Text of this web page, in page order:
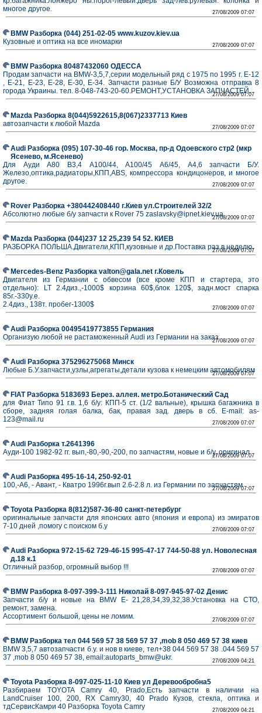
многое другое.
27/08/2009 07:07
BMW Разборка (044) 251-02-05 www.kuzov.kiev.ua
Кузовные и оптика на все иномарки
27/08/2009 07:07
BMW Разборка 80487432060 ОДЕССА
Продам запчасти на BMW-3,5,7,серии модельный ряд с 1975 по 1995 г. Е-12
, Е-21, Е-23, Е-28, Е-30, Е-34. Запчасти разные Б/У Возможна отправка 8
города Украины. тел. 8-048-743-20-60.РЕМОНТ,УСТАНОВКА ЗАПЧАСТЕЙ.
27/08/2009 07:07
Mazda Разборка 8(044)5922615,8(067)2337713 Киев
автозапчасти к любой Mazda
27/08/2009 07:07
Audi Разборка (095) 107-30-46 гор. Москва, пр-д Одоевского стр2 (мкр
Ясенево, м.Ясенево)
Для Ауди А80 В3,4 А100/44, А100/45 А6/45, А4,6 запчасти Б/У.
Железо,оптика,радиаторы,КПП,АВS, компрессора кондицонеров, и многое
другое.
27/08/2009 07:07
Rover Разборка +380442408440 г.Киев ул.Строителей 32/2
Абсолютно любые б/у запчасти к Rover 75 zaslavsky@ipnet.kiev.ua27/08/2009 07:07
Mazda Разборка (044)237 12 25,239 54 52. КИЕВ
РАЗБОРКА ПОЛЬША.Двигатели,КПП,кузовные и др.Поставка раз в неделю.
27/08/2009 07:07
Mercedes-Benz Разборка valton@gala.net г.Ковель
Двигателя из Германии с обвесом (все кроме КПП и стартера, это
отдельно): LT 2.4диз.,-1000$ корзина 60$,блок 120$, задн.мост спарка
85г.-330у.е.
2.4диз., 138т. пробег-1300$
27/08/2009 07:07
Audi Разборка 00495419773855 Германия
Организую любой не растаможенный Audi из Германии на заказ27/08/2009 07:07
Audi Разборка 375296275068 Минск
Любые Б.У.запчасти,узлы,агрегаты,детали кузова к немецким автомобилям
27/08/2009 07:07
FIAT Разборка 5183693 Берез. аллея. метро.Ботанический Сад
для Фиат Типо 91 г.в. 1,6 б/у: КПП-5 ст. (1/2 вальные), крышка багажника в
сборе, задняя голая балка, бак, правая зад. дверь в сб. E-mail: as-
123@mail.ru
27/08/2009 07:07
Audi Разборка т.2641396
Ауди-100 1982-92 гг. вып,-80,-90,-200, по запчастям, новые и б/у, оригинал
27/08/2009 07:07
Audi Разборка 495-16-14, 250-92-01
100,-А6, - Авант, - Кватро 1996г.вып 2.6-2.8 л. из Германии по запчастям
27/08/2009 07:07
Toyota Разборка 8(812)587-36-80 санкт-петербург
оригинальные запчасти для японских авто (япония и европа) из эмиратов
7-10 дней ,помогу с поиском б.у
27/08/2009 07:07
Audi Разборка 972-15-62 729-46-15 995-47-17 744-50-88 ул. Новолесная
д.18 к.1
Отличный разбор, огромный выбор !!!
27/08/2009 07:07
BMW Разборка 8-097-399-3-111 Николай 8-097-945-97-02 Денис
Запчасти б/у и новые на BMW Е- 21,28,34,39,32,38.Установка на СТО,
ремонт, замена.
Ассортимент большой, цены не ломим.
27/08/2009 07:07
BMW Разборка тел 044 569 57 38 569 57 37 ,mob 8 050 469 57 38 киев
BMW 3,5,7 автозапчасти б.у. и нов в киеве, тел+38 044 569 57 38 .044 569 57
37 ,mob 8 050 469 57 38, email:autoparts_bmw@ukr.
27/08/2009 04:21
Toyota Разборка 8-097-025-11-10 Киев ул Деревообробна5
Разбираем TOYOTA Camry 40, Prado,Есть запчасти в наличии на
LandCruiser 100, 200, RX Camry30, 40 Prado Кузов, стекла, оптика и
тдСервисКамри 40 Разборка Toyota Camry
27/08/2009 04:21